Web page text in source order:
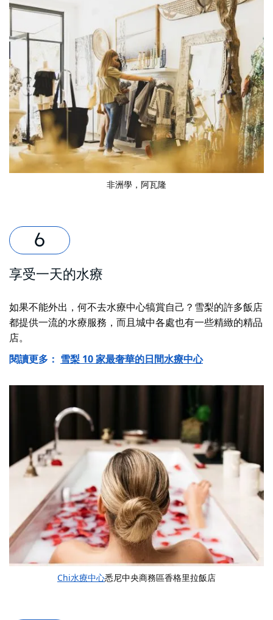
非洲學，阿瓦隆
享受一天的水療
如果不能外出，何不去水療中心犒賞自己？雪梨的許多飯店
都提供一流的水療服務，而且城中各處也有一些精緻的精品
店。
閱讀更多： 雪梨 10 家最奢華的日間水療中心
Chi水療中心悉尼中央商務區香格里拉飯店